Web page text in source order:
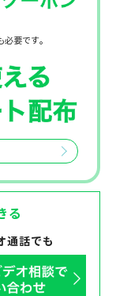
必要です。
る
通話でも